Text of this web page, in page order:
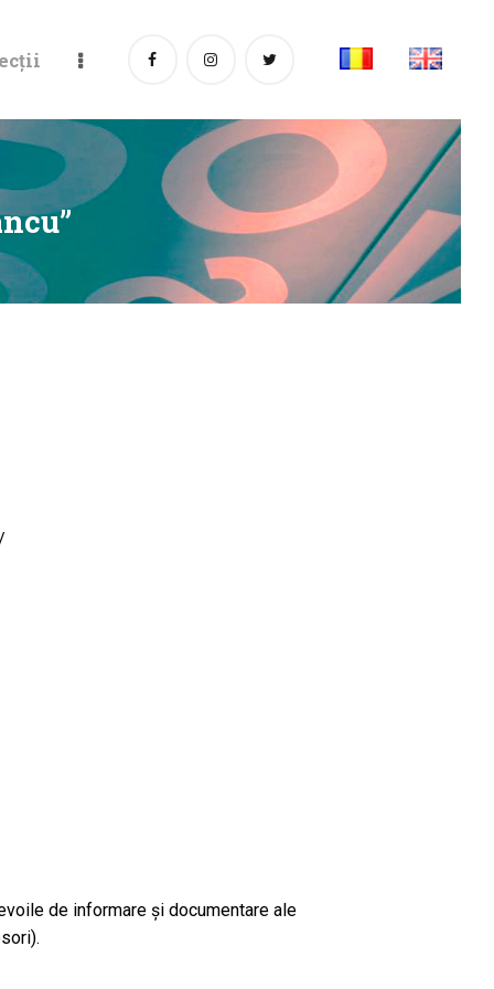
de informare și documentare ale